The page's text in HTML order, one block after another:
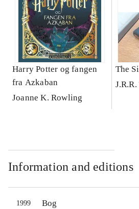
Harry Potter og fangen
fra Azkaban
Joanne K. Rowling
The
Information and editions
1999 Bog